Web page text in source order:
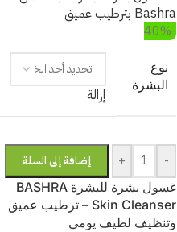
-40%
نوع
البشرة
إزالة
-
+ إضافة إلى السلة
غسول بشرة للبشرة BASHRA
Skin Cleanser – ترطيب عميق
وتنظيف لطيف يومي